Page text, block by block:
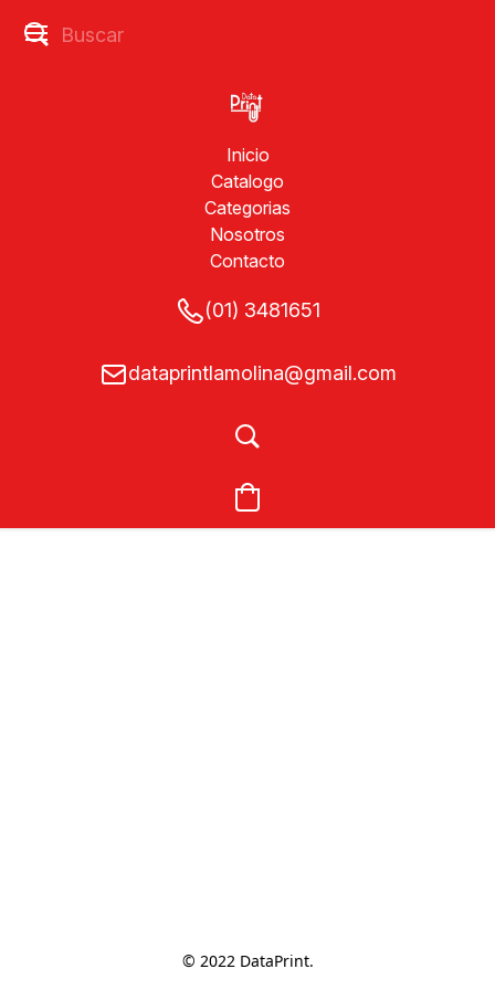
Inicio
Catalogo
Categorias
Nosotros
Contacto
(01) 3481651
dataprintlamolina@gmail.com
© 2022 DataPrint.